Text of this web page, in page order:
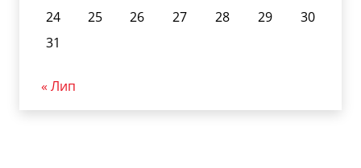
24
25 26 27 28 29
30
31
« Лип